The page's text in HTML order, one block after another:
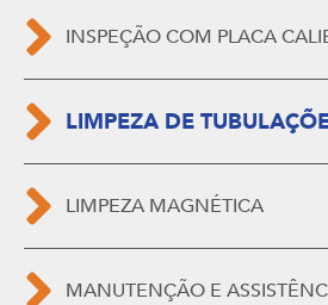
INSPEÇÃO COM PLACA
LIMPEZA DE
LIMPEZA MAGNÉTICA
MANUTENÇÃO E